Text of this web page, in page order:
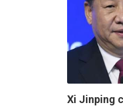
Xi Jinping